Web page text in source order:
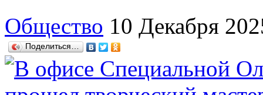
Общество 10 Декабря
Поделиться…